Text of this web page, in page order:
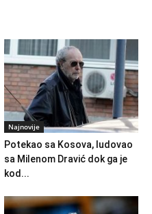
Najnovije
Potekao sa Kosova, ludovao
sa Milenom Dravić dok ga je
kod...